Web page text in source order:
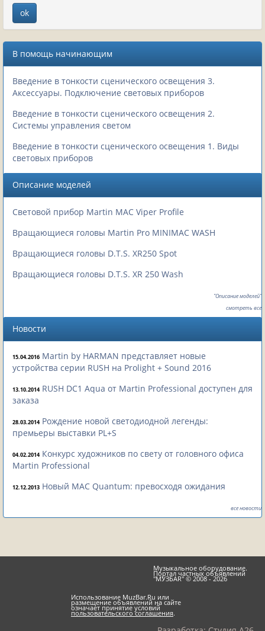
В помощь начинающим
Введение в тонкости сценического освещения 3.
Аксессуары. Подключение световых приборов
Введение в тонкости сценического освещения 2.
Системы управления светом
Введение в тонкости сценического освещения 1. Виды
световых приборов
Описание моделей
Световой прибор Martin MAC Viper Profile
Вращающиеся головы Martin Pro MINIMAC WASH
Вращающиеся головы D.T.S. XR250 Spot
Вращающиеся головы D.T.S. XR 250 Wash
"Описание моделей"
смотреть все
Новости
15.04.2016 Martin by HARMAN представляет новые
устройства серии RUSH на Prolight + Sound 2016
13.10.2014 RUSH DC1 Aqua от Martin Professional доступен для
заказа
28.03.2014 Рождение новой светодиодной легенды:
премьеры выставки PL+S
04.02.2014 Конкурс художников по свету от головного офиса
Martin Professional
12.12.2013 Новый MAC Quantum: превосходя ожидания
все новости
Музыкальное оборудование.
Портал частных объявлений
"МУЗБАR" © 2008 - 2026
Использование MuzBar.Ru или
размещение объявлений на сайте
означает принятие условий
пользовательского соглашения.